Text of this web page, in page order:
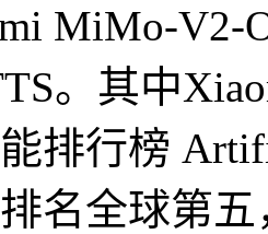
MiMo-V2-
。其中
排行榜
名全球第